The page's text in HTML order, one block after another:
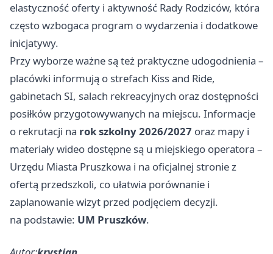
elastyczność oferty i aktywność Rady Rodziców, która
często wzbogaca program o wydarzenia i dodatkowe
inicjatywy.
Przy wyborze ważne są też praktyczne udogodnienia –
placówki informują o strefach Kiss and Ride,
gabinetach SI, salach rekreacyjnych oraz dostępności
posiłków przygotowywanych na miejscu. Informacje
o rekrutacji na rok szkolny 2026/2027 oraz mapy i
materiały wideo dostępne są u miejskiego operatora –
Urzędu Miasta Pruszkowa i na oficjalnej stronie z
ofertą przedszkoli, co ułatwia porównanie i
zaplanowanie wizyt przed podjęciem decyzji.
na podstawie: UM Pruszków.